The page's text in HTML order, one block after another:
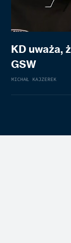
KD uważa,
GSW
MICHAŁ KAJZEREK